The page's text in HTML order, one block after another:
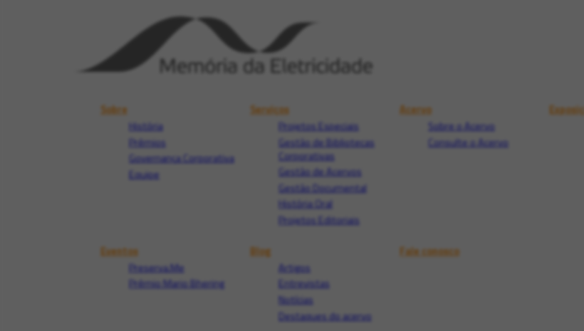
Sobre
História
Prêmios
Governança Corporativa
Equipe
Serviços
Projetos Especiais
Gestão de Bibliotecas
Corporativas
Gestão de Acervos
Gestão Documental
História Oral
Projetos Editoriais
Acervo
Sobre o Acervo
Consulte o Acervo
Eventos
Preserva.Me
Prêmio Mario Bhering
Blog
Artigos
Entrevistas
Notícias
Destaques do acervo
Fale conosco